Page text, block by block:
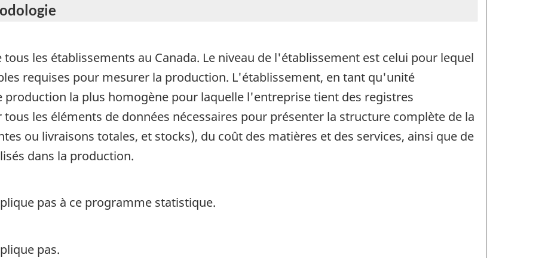
les établissements au Canada. Le niveau de l'établissement est celui pour lequel
requises pour mesurer la production. L'établissement, en tant qu'unité
la plus homogène pour laquelle l'entreprise tient des registres
les éléments de données nécessaires pour présenter la structure complète de la
ou livraisons totales, et stocks), du coût des matières et des services, ainsi que de
dans la production.
pas à ce programme statistique.
pas.